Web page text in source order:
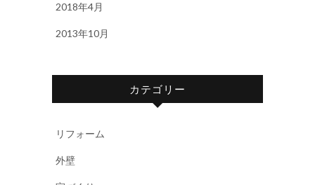
2018年4月
2013年10月
カテゴリー
リフォーム
外壁